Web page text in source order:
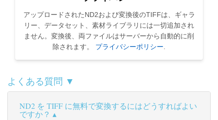
アップロードされたND2および変換後のTIFFは、ギャラ
リー、データセット、素材ライブラリには一切追加され
ません。変換後、両ファイルはサーバーから自動的に削
除されます。 プライバシーポリシー.
よくある質問 ▼
ND2 を TIFF に無料で変換するにはどうすればよい
ですか？